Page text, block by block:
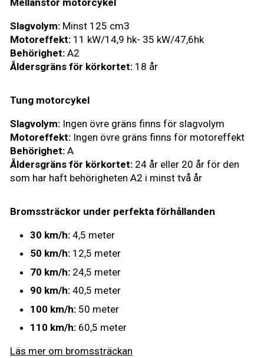
Slagvolym: Minst 125 cm3
Motoreffekt: 11 kW/14,9 hk- 35 kW/47,6hk
Behörighet: A2
Åldersgräns för körkortet: 18 år
Tung motorcykel
Slagvolym: Ingen övre gräns finns för slagvolym
Motoreffekt: Ingen övre gräns finns för motoreffekt
Behörighet: A
Åldersgräns för körkortet: 24 år eller 20 år för den
som har haft behörigheten A2 i minst två år
Bromssträckor under perfekta förhållanden
30 km/h: 4,5 meter
50 km/h: 12,5 meter
70 km/h: 24,5 meter
90 km/h: 40,5 meter
100 km/h: 50 meter
110 km/h: 60,5 meter
Läs mer om bromssträckan